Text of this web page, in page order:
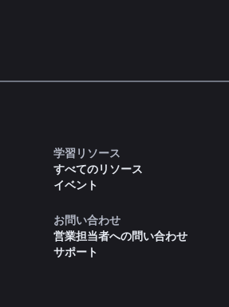
学習リソース
すべてのリソース
イベント
お問い合わせ
営業担当者への問い合わせ
サポート